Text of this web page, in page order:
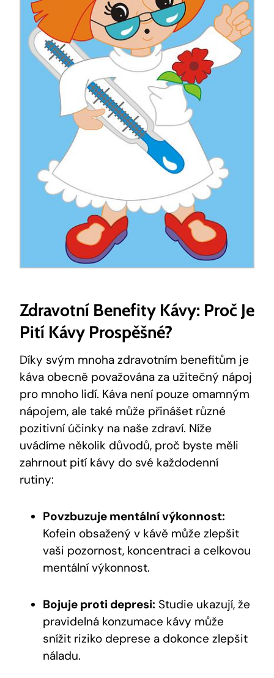
Zdravotní Benefity Kávy: Proč Je
Pití Kávy Prospěšné?
Díky svým mnoha zdravotním benefitům je
káva obecně považována za užitečný nápoj
pro mnoho lidí. Káva není pouze omamným
nápojem, ale také může přinášet různé
pozitivní účinky na naše zdraví. Níže
uvádíme několik důvodů, proč byste měli
zahrnout pití kávy do své každodenní
rutiny:
Povzbuzuje mentální výkonnost:
Kofein obsažený v kávě může zlepšit
vaši pozornost, koncentraci a celkovou
mentální výkonnost.
Bojuje proti depresi: Studie ukazují, že
pravidelná konzumace kávy může
snížit riziko deprese a dokonce zlepšit
náladu.